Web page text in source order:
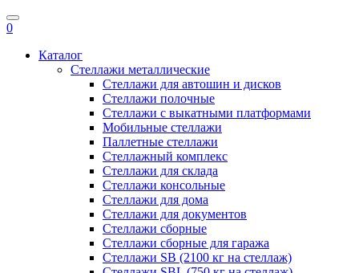
0
Каталог
Стеллажи металлические
Стеллажи для автошин и дисков
Стеллажи полочные
Стеллажи с выкатными платформами
Мобильные стеллажи
Паллетные стеллажи
Стеллажный комплекс
Стеллажи для склада
Стеллажи консольные
Cтеллажи для дома
Стеллажи для документов
Стеллажи сборные
Стеллажи сборные для гаража
Стеллажи SB (2100 кг на стеллаж)